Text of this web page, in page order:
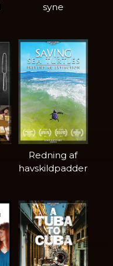
syne
Redning af
havskildpadder